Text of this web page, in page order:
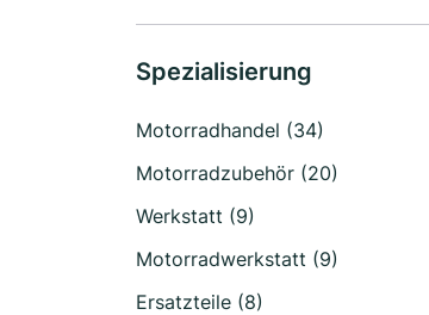
Spezialisierung
Motorradhandel (34)
Motorradzubehör (20)
Werkstatt (9)
Motorradwerkstatt (9)
Ersatzteile (8)